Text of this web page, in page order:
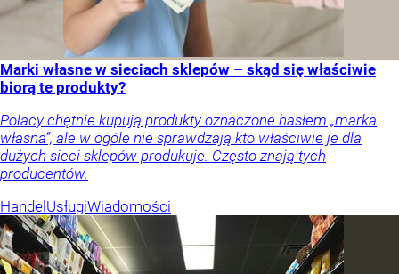
Marki własne w sieciach sklepów – skąd się właściwie
biorą te produkty?
Polacy chętnie kupują produkty oznaczone hasłem „marka
własna”, ale w ogóle nie sprawdzają kto właściwie je dla
dużych sieci sklepów produkuje. Często znają tych
producentów.
Handel UsługiWiadomości